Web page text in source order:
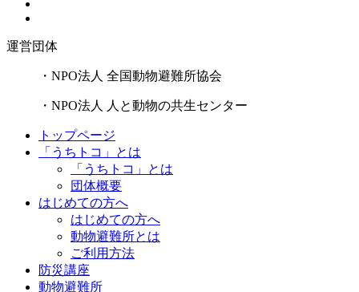
運営団体
・NPO法人 全国動物避難所協会
・NPO法人 人と動物の共生センター
トップページ
「うちトコ」とは
「うちトコ」とは
団体概要
はじめての方へ
はじめての方へ
動物避難所とは
ご利用方法
防災講座
動物避難所